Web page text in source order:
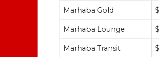
Marhaba Gold
Marhaba Lounge
Marhaba Transit